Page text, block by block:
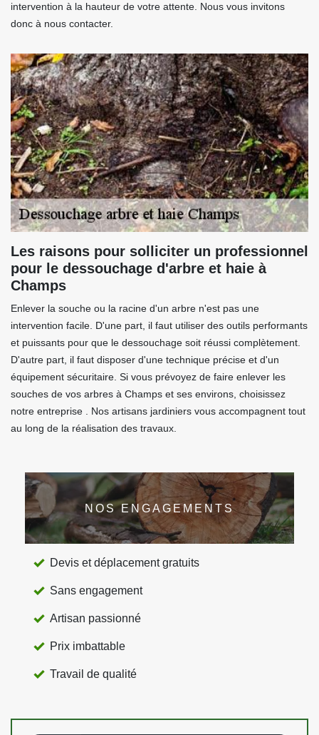
intervention à la hauteur de votre attente. Nous vous invitons
donc à nous contacter.
Les raisons pour solliciter un professionnel
pour le dessouchage d'arbre et haie à
Champs
Enlever la souche ou la racine d'un arbre n'est pas une
intervention facile. D'une part, il faut utiliser des outils performants
et puissants pour que le dessouchage soit réussi complètement.
D'autre part, il faut disposer d'une technique précise et d'un
équipement sécuritaire. Si vous prévoyez de faire enlever les
souches de vos arbres à Champs et ses environs, choisissez
notre entreprise . Nos artisans jardiniers vous accompagnent tout
au long de la réalisation des travaux.
NOS ENGAGEMENTS
Devis et déplacement gratuits
Sans engagement
Artisan passionné
Prix imbattable
Travail de qualité